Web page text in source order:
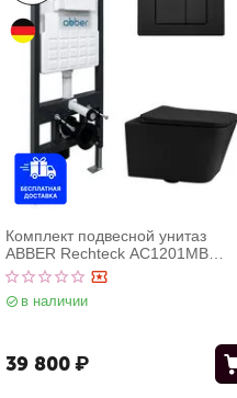
Комплект подвесной унитаз
ABBER Rechteck AC1201MB
черный матовый с инсталляцией
AC0105 и кнопкой AC0120MB
черный матовый
в наличии
39 800₽